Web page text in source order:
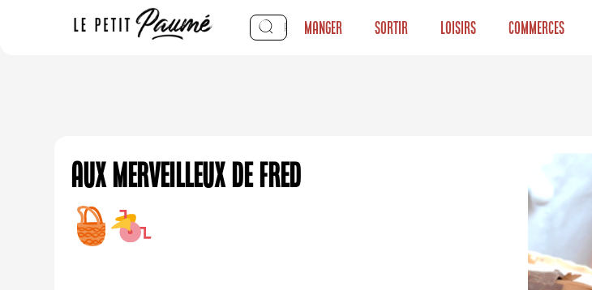
Manger Sortir Loisirs Commerces
Aux Merveilleux de Fred